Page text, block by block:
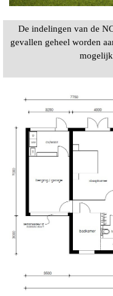
De indelingen van de
gevallen geheel worden